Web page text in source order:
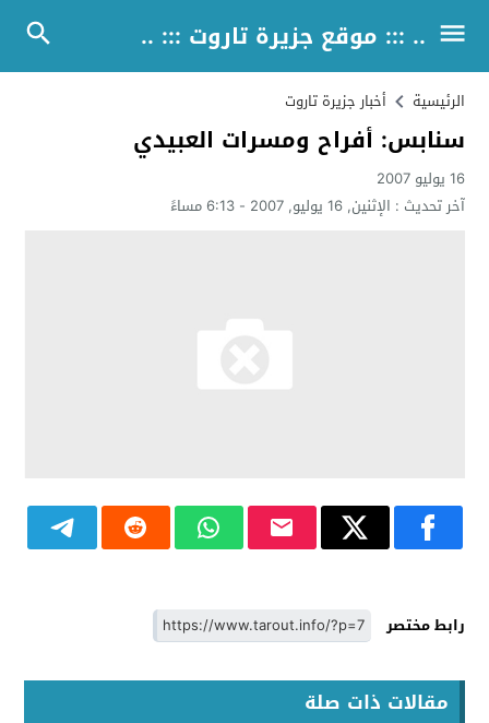
.. ::: موقع جزيرة تاروت ::: ..
الرئيسية أخبار جزيرة تاروت
سنابس: أفراح ومسرات العبيدي
16 يوليو 2007
آخر تحديث : الإثنين, 16 يوليو, 2007 - 6:13 مساءً
رابط مختصر
مقالات ذات صلة